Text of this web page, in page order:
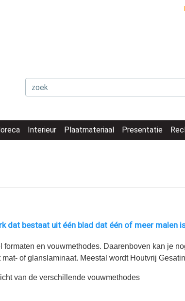
Interieur Plaatmateriaal Presentatie
dat bestaat uit één blad dat één of meer malen
formaten en vouwmethodes. Daarenboven kan je
of glanslaminaat. Meestal wordt Houtvrij
van de verschillende vouwmethodes